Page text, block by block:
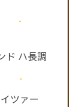
ド ハ長調
ツァー